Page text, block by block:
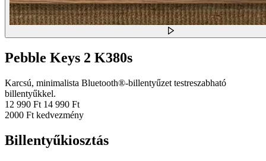
Pebble Keys 2 K380s
Karcsú, minimalista Bluetooth®-billentyűzet testreszabható
billentyűkkel.
12 990 Ft 14 990 Ft
2000 Ft kedvezmény
Billentyűkiosztás